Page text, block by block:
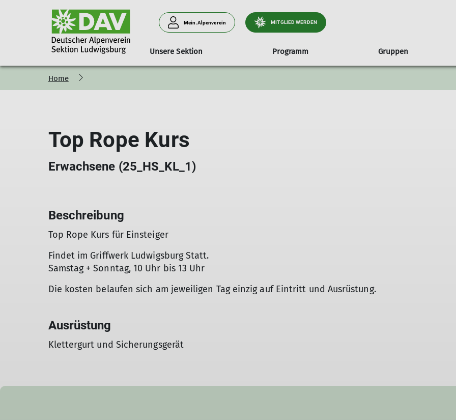
Mein.Alpenverein MITGLIED WERDEN
Unsere Sektion
Service
Ausrüstungsverleih
Mediothek
Über uns
Programm
Gesamtes Programm Treffs & Termine Kursübersicht
Gruppen
Aktivengruppen
Gruppe Ü30
WanderFit
RegioAktiv (RA)
Jugendgruppen Familiengruppen
Ludwigsburger Hütte
Wildobstbiotop Sektionsprojekt - Wir für unseren Wald Hessigheimer Felsengärten
Home
Top Rope Kurs
Erwachsene (25_HS_KL_1)
Beschreibung
Top Rope Kurs für Einsteiger
Findet im Griffwerk Ludwigsburg Statt.
Samstag + Sonntag, 10 Uhr bis 13 Uhr
Die kosten belaufen sich am jeweiligen Tag einzig auf Eintritt und Ausrüstung.
Ausrüstung
Klettergurt und Sicherungsgerät